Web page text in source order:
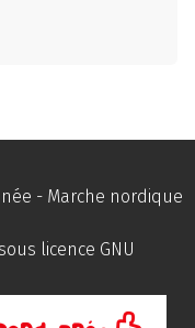
- Marche nordique
licence GNU